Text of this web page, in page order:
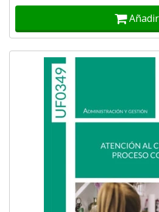
Añadir